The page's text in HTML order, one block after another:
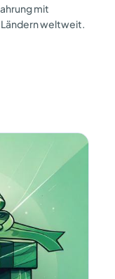
mit
weltweit.